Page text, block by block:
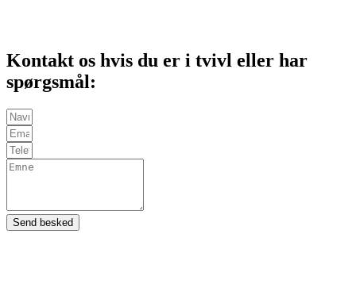
Kontakt os hvis du er i tvivl eller har
spørgsmål:
Send besked